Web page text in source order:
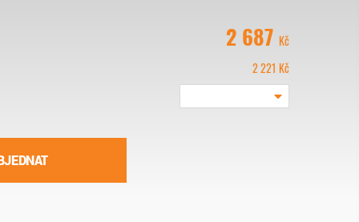
2 687 Kč
2 221 Kč